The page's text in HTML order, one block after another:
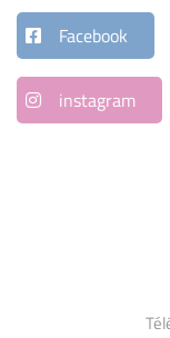
Facebook
instagram